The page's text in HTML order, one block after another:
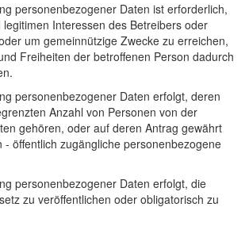
personenbezogener Daten ist erforderlich,
Interessen des Betreibers oder
um gemeinnützige Zwecke zu erreichen,
Freiheiten der betroffenen Person dadurch
personenbezogener Daten erfolgt, deren
Anzahl von Personen von der
gehören, oder auf deren Antrag gewährt
- öffentlich zugängliche personenbezogene
personenbezogener Daten erfolgt, die
zu veröffentlichen oder obligatorisch zu